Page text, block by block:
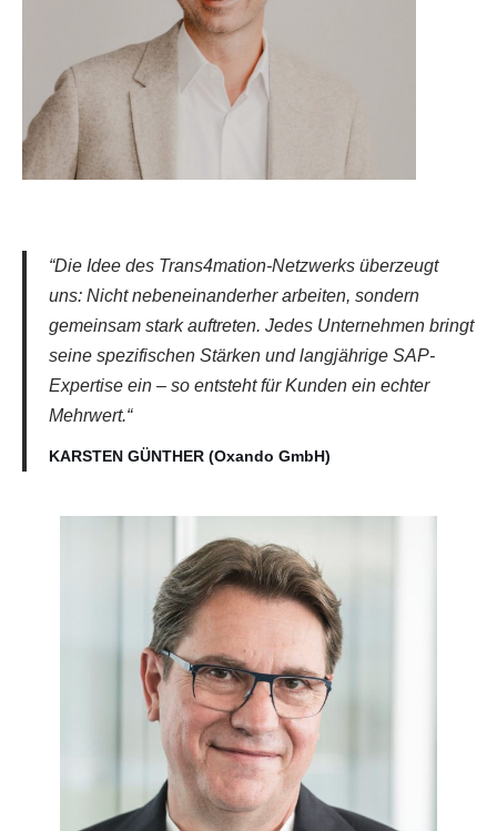
“Die Idee des Trans4mation-Netzwerks überzeugt
uns: Nicht nebeneinanderher arbeiten, sondern
gemeinsam stark auftreten. Jedes Unternehmen bringt
seine spezifischen Stärken und langjährige SAP-
Expertise ein – so entsteht für Kunden ein echter
Mehrwert.“
KARSTEN GÜNTHER (Oxando GmbH)